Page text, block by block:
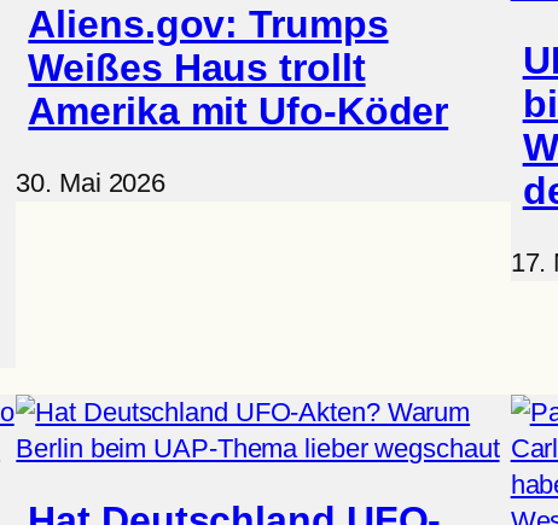
Aliens.gov: Trumps
Weißes Haus trollt
Amerika mit Ufo-Köder
30. Mai 2026
17.